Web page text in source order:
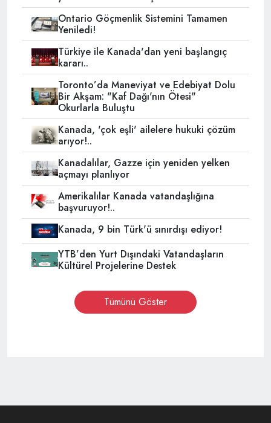
Ontario Göçmenlik Sistemini Tamamen
Yeniledi!
Türkiye ile Kanada'dan yeni başlangıç
kararı..
Toronto’da Maneviyat ve Edebiyat Dolu
Bir Akşam: "Kaf Dağı'nın Ötesi"
Okurlarla Buluştu
Kanada, 'çok eşli' ailelere hukuki çözüm
arıyor!..
Kanadalılar, Gazze için yeniden yelken
açmayı planlıyor
Amerikalılar Kanada vatandaşlığına
başvuruyor!..
Kanada, 9 bin Türk'ü sınırdışı ediyor!
YTB’den Yurt Dışındaki Vatandaşların
Kültürel Projelerine Destek
Tümünü Göster